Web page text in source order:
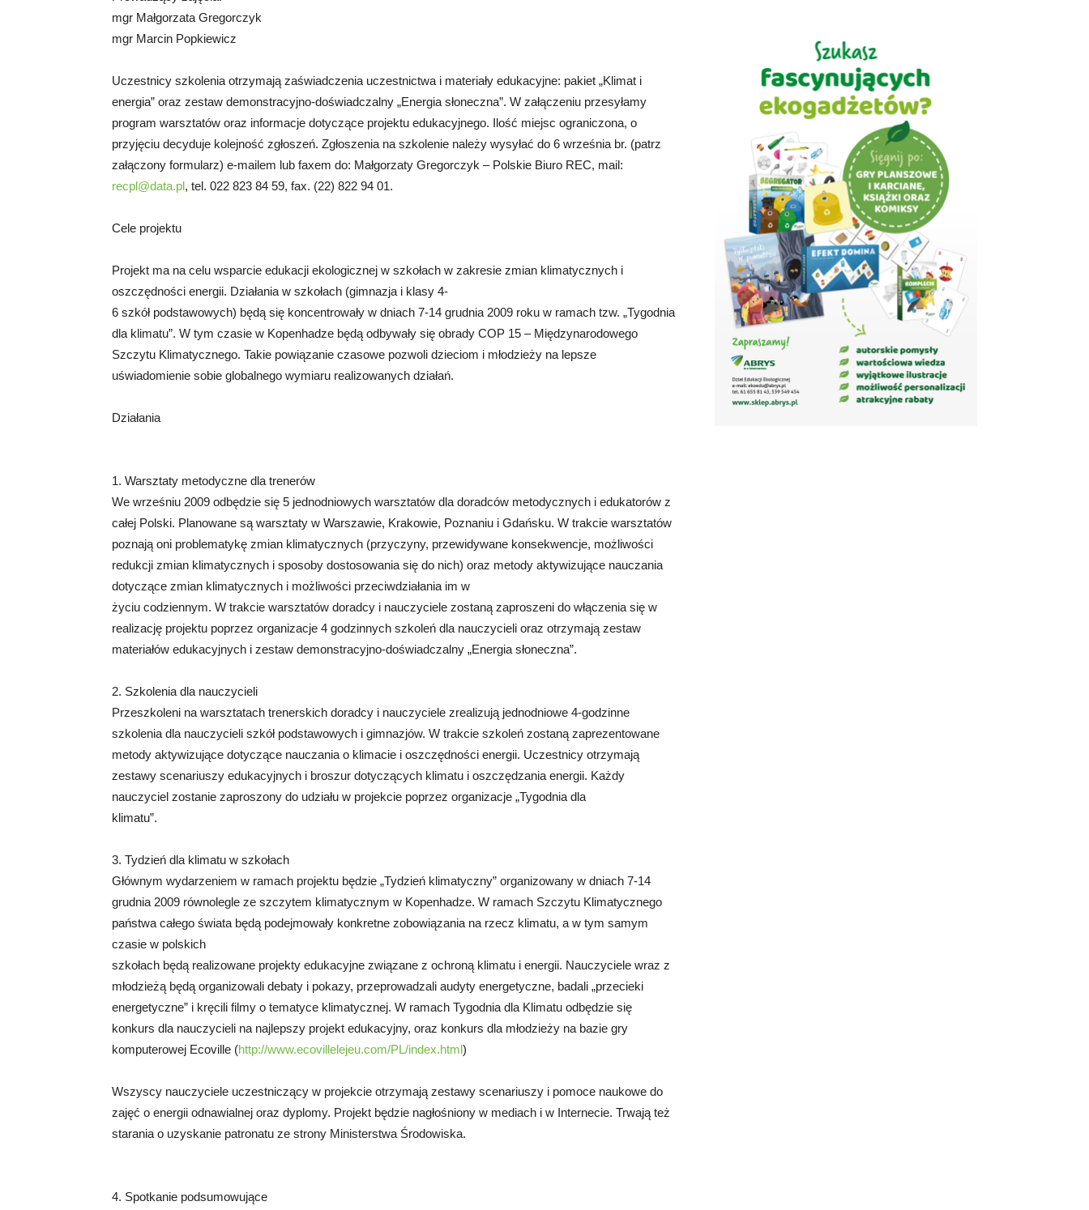
mgr Małgorzata Gregorczyk
mgr Marcin Popkiewicz
Uczestnicy szkolenia otrzymają zaświadczenia uczestnictwa i materiały edukacyjne: pakiet „Klimat i
energia” oraz zestaw demonstracyjno-doświadczalny „Energia słoneczna”. W załączeniu przesyłamy
program warsztatów oraz informacje dotyczące projektu edukacyjnego. Ilość miejsc ograniczona, o
przyjęciu decyduje kolejność zgłoszeń. Zgłoszenia na szkolenie należy wysyłać do 6 września br. (patrz
załączony formularz) e-mailem lub faxem do: Małgorzaty Gregorczyk – Polskie Biuro REC, mail:
recpl@data.pl, tel. 022 823 84 59, fax. (22) 822 94 01.
Cele projektu
Projekt ma na celu wsparcie edukacji ekologicznej w szkołach w zakresie zmian klimatycznych i
oszczędności energii. Działania w szkołach (gimnazja i klasy 4-
6 szkół podstawowych) będą się koncentrowały w dniach 7-14 grudnia 2009 roku w ramach tzw. „Tygodnia
dla klimatu”. W tym czasie w Kopenhadze będą odbywały się obrady COP 15 – Międzynarodowego
Szczytu Klimatycznego. Takie powiązanie czasowe pozwoli dzieciom i młodzieży na lepsze
uświadomienie sobie globalnego wymiaru realizowanych działań.
Działania
1. Warsztaty metodyczne dla trenerów
We wrześniu 2009 odbędzie się 5 jednodniowych warsztatów dla doradców metodycznych i edukatorów z
całej Polski. Planowane są warsztaty w Warszawie, Krakowie, Poznaniu i Gdańsku. W trakcie warsztatów
poznają oni problematykę zmian klimatycznych (przyczyny, przewidywane konsekwencje, możliwości
redukcji zmian klimatycznych i sposoby dostosowania się do nich) oraz metody aktywizujące nauczania
dotyczące zmian klimatycznych i możliwości przeciwdziałania im w
życiu codziennym. W trakcie warsztatów doradcy i nauczyciele zostaną zaproszeni do włączenia się w
realizację projektu poprzez organizacje 4 godzinnych szkoleń dla nauczycieli oraz otrzymają zestaw
materiałów edukacyjnych i zestaw demonstracyjno-doświadczalny „Energia słoneczna”.
2. Szkolenia dla nauczycieli
Przeszkoleni na warsztatach trenerskich doradcy i nauczyciele zrealizują jednodniowe 4-godzinne
szkolenia dla nauczycieli szkół podstawowych i gimnazjów. W trakcie szkoleń zostaną zaprezentowane
metody aktywizujące dotyczące nauczania o klimacie i oszczędności energii. Uczestnicy otrzymają
zestawy scenariuszy edukacyjnych i broszur dotyczących klimatu i oszczędzania energii. Każdy
nauczyciel zostanie zaproszony do udziału w projekcie poprzez organizacje „Tygodnia dla
klimatu”.
3. Tydzień dla klimatu w szkołach
Głównym wydarzeniem w ramach projektu będzie „Tydzień klimatyczny” organizowany w dniach 7-14
grudnia 2009 równolegle ze szczytem klimatycznym w Kopenhadze. W ramach Szczytu Klimatycznego
państwa całego świata będą podejmowały konkretne zobowiązania na rzecz klimatu, a w tym samym
czasie w polskich
szkołach będą realizowane projekty edukacyjne związane z ochroną klimatu i energii. Nauczyciele wraz z
młodzieżą będą organizowali debaty i pokazy, przeprowadzali audyty energetyczne, badali „przecieki
energetyczne” i kręcili filmy o tematyce klimatycznej. W ramach Tygodnia dla Klimatu odbędzie się
konkurs dla nauczycieli na najlepszy projekt edukacyjny, oraz konkurs dla młodzieży na bazie gry
komputerowej Ecoville (http://www.ecovillelejeu.com/PL/index.html)
Wszyscy nauczyciele uczestniczący w projekcie otrzymają zestawy scenariuszy i pomoce naukowe do
zajęć o energii odnawialnej oraz dyplomy. Projekt będzie nagłośniony w mediach i w Internecie. Trwają też
starania o uzyskanie patronatu ze strony Ministerstwa Środowiska.
4. Spotkanie podsumowujące